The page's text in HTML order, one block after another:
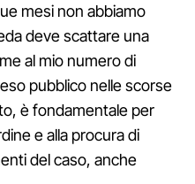
mesi non abbiamo
deve scattare una
al mio numero di
pubblico nelle scorse
è fondamentale per
e alla procura di
del caso, anche